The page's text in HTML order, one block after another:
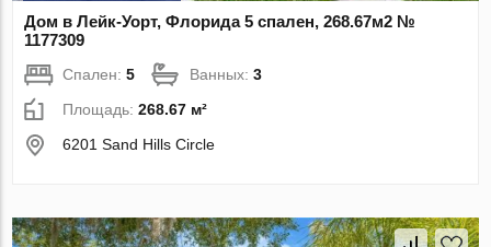
Дом в Лейк-Уорт, Флорида 5 спален, 268.67м2 №
1177309
Спален:5 Ванных:3
Площадь:268.67 м²
6201 Sand Hills Circle